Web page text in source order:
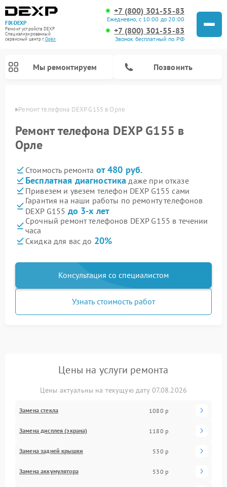
FIX-DEXP
Ремонт устройств DEXP
Специализированный
cервисный центр г.Орёл
+7 (800) 301-55-83
Ежедневно, с 10:00 до 20:00
+7 (800) 301-55-83
Звонок бесплатный по РФ
Мы ремонтируем Позвонить
Ремонт телефона DEXP G155 в Орле
Ремонт телефона DEXP G155 в
Орле
Стоимость ремонта от 480 руб.
Бесплатная диагностика даже при отказе
Привезем и увезем телефон DEXP G155 сами
Гарантия на наши работы по ремонту телефонов
DEXP G155 до 3-х лет
Срочный ремонт телефонов DEXP G155 в течении
часа
Скидка для вас до 20%
Консультация со специалистом
Узнать стоимость работ
Цены на услуги ремонта
Цены актуальны на текущую дату 07.08.2026
Замена стекла 1080 р
Замена дисплея (экрана) 1180 р
Замена задней крышки 530 р
Замена аккумулятора 530 р